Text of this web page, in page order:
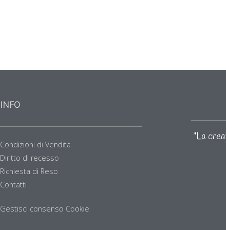
INFO
Condizioni di Vendita
Diritto di recesso
Richiesta di Reso
Contatti
Gestisci consenso Cookie
"La